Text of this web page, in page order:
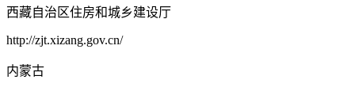
西藏自治区住房和城乡建设厅
http://zjt.xizang.gov.cn/
内蒙古